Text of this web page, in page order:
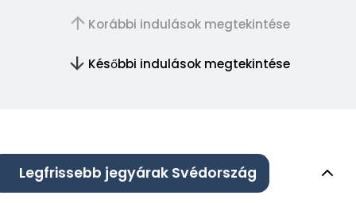
Korábbi indulások megtekintése
Későbbi indulások megtekintése
Legfrissebb jegyárak Svédország